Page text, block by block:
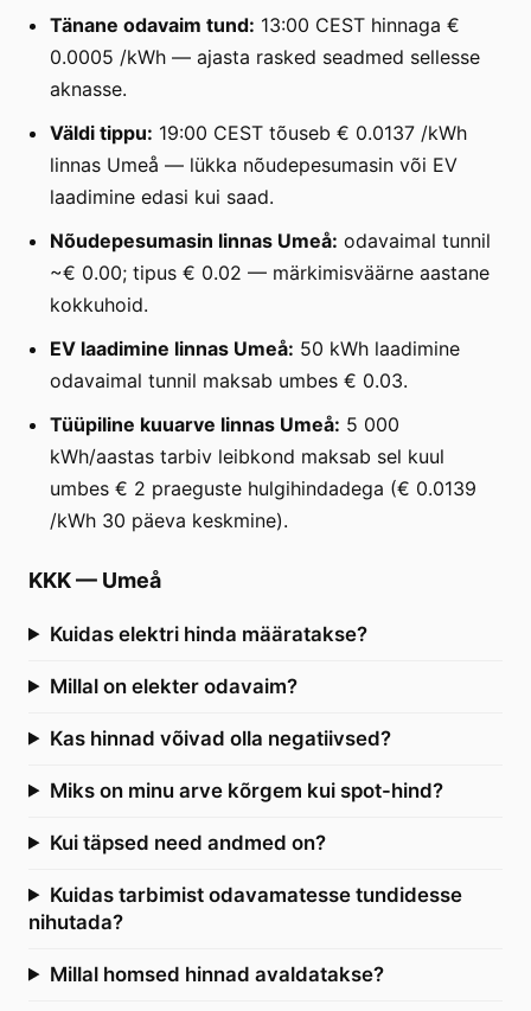
Tänane odavaim tund: 13:00 CEST hinnaga €
0.0005 /kWh — ajasta rasked seadmed sellesse
aknasse.
Väldi tippu: 19:00 CEST tõuseb € 0.0137 /kWh
linnas Umeå — lükka nõudepesumasin või EV
laadimine edasi kui saad.
Nõudepesumasin linnas Umeå: odavaimal tunnil
~€ 0.00; tipus € 0.02 — märkimisväärne aastane
kokkuhoid.
EV laadimine linnas Umeå: 50 kWh laadimine
odavaimal tunnil maksab umbes € 0.03.
Tüüpiline kuuarve linnas Umeå: 5 000
kWh/aastas tarbiv leibkond maksab sel kuul
umbes € 2 praeguste hulgihindadega (€ 0.0139
/kWh 30 päeva keskmine).
KKK— Umeå
Kuidas elektri hinda määratakse?
Millal on elekter odavaim?
Kas hinnad võivad olla negatiivsed?
Miks on minu arve kõrgem kui spot-hind?
Kui täpsed need andmed on?
Kuidas tarbimist odavamatesse tundidesse
nihutada?
Millal homsed hinnad avaldatakse?